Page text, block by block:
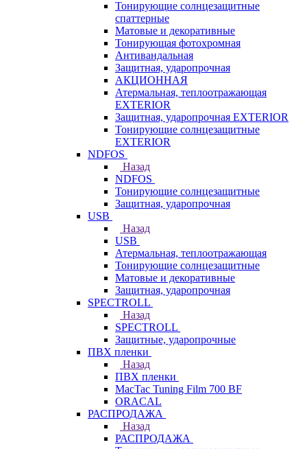
Тонирующие солнцезащитные
спаттерные
Матовые и декоративные
Тонирующая фотохромная
Антивандальная
Защитная, ударопрочная
АКЦИОННАЯ
Атермальная, теплоотражающая
EXTERIOR
Защитная, ударопрочная EXTERIOR
Тонирующие солнцезащитные
EXTERIOR
NDFOS
Назад
NDFOS
Тонирующие солнцезащитные
Защитная, ударопрочная
USB
Назад
USB
Атермальная, теплоотражающая
Тонирующие солнцезащитные
Матовые и декоративные
Защитная, ударопрочная
SPECTROLL
Назад
SPECTROLL
Защитные, ударопрочные
ПВХ пленки
Назад
ПВХ пленки
MacTac Tuning Film 700 BF
ORACAL
РАСПРОДАЖА
Назад
РАСПРОДАЖА